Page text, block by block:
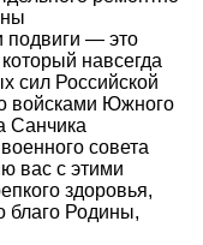
подвиги — это
навсегда
сил Российской
войсками Южного
Санчика
совета
вас с этими
здоровья,
благо Родины,